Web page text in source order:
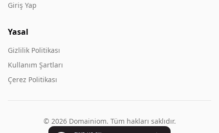
Giriş Yap
Yasal
Gizlilik Politikası
Kullanım Şartları
Çerez Politikası
© 2026 Domainiom. Tüm hakları saklıdır.